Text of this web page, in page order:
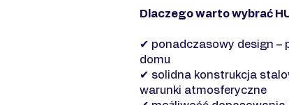
Dlaczego warto wybrać
✔ ponadczasowy design –
domu
✔ solidna konstrukcja
warunki atmosferyczne